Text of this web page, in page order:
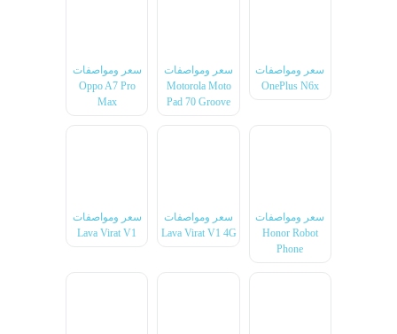
سعر ومواصفات
OnePlus N6x
سعر ومواصفات
Motorola Moto
Pad 70 Groove
سعر ومواصفات
Oppo A7 Pro
Max
سعر ومواصفات
Honor Robot
Phone
سعر ومواصفات
Lava Virat V1 4G
سعر ومواصفات
Lava Virat V1